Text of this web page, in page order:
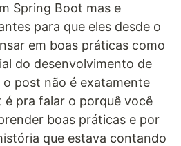
Spring Boot mas e
para que eles desde o
em boas práticas como
do desenvolvimento de
post não é exatamente
é pra falar o porquê você
boas práticas e por
que estava contando